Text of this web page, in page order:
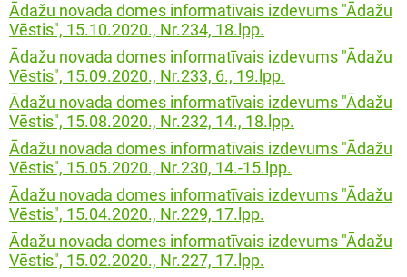
Ādažu novada domes informatīvais izdevums "Ādažu
Vēstis", 15.10.2020., Nr.234, 18.lpp.
Ādažu novada domes informatīvais izdevums "Ādažu
Vēstis", 15.09.2020., Nr.233, 6., 19.lpp.
Ādažu novada domes informatīvais izdevums "Ādažu
Vēstis", 15.08.2020., Nr.232, 14., 18.lpp.
Ādažu novada domes informatīvais izdevums "Ādažu
Vēstis", 15.05.2020., Nr.230, 14.-15.lpp.
Ādažu novada domes informatīvais izdevums "Ādažu
Vēstis", 15.04.2020., Nr.229, 17.lpp.
Ādažu novada domes informatīvais izdevums "Ādažu
Vēstis", 15.02.2020., Nr.227, 17.lpp.